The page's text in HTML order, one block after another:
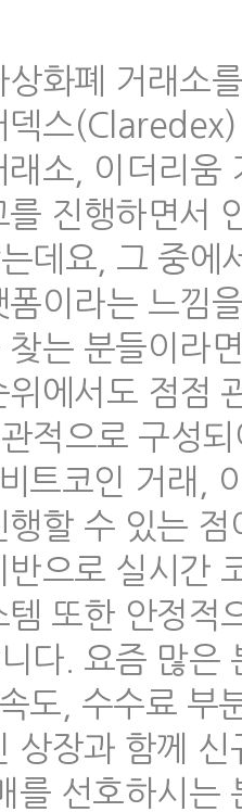
화폐 거래소
덱스
래소, 이더리움
를 진행하면서
데요, 그 중에
이라는 느낌
는 분들이라
에서도 점점
적으로 구성
트코인 거래,
할 수 있는
반으로 실시간
템 또한 안정적
다. 요즘 많은
도, 수수료 부
상장과 함께
를 선호하시는